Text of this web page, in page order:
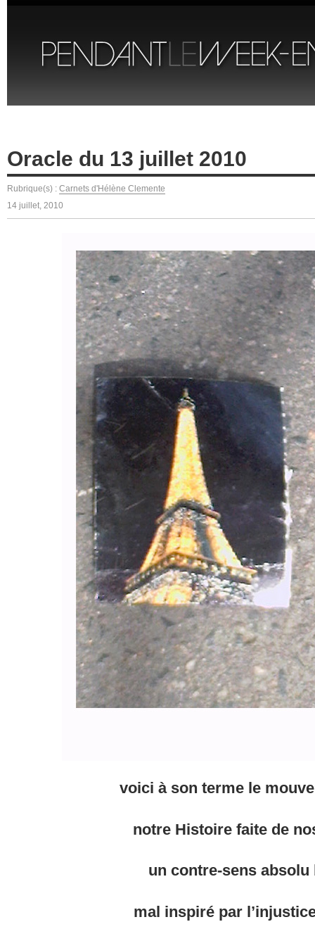
Oracle du 13 juillet 2010
Rubrique(s) : Carnets d'Hélène Clemente
14 juillet, 2010
voici à son terme le
notre Histoire faite de
un contre-sens absolu
mal inspiré par